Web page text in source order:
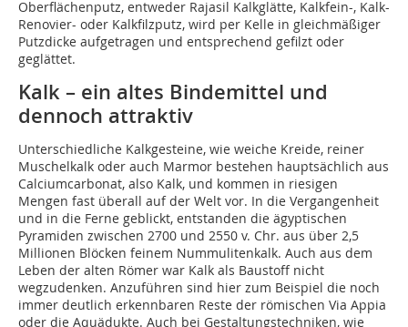
Oberflächenputz, entweder Rajasil Kalkglätte, Kalkfein-, Kalk-
Renovier- oder Kalkfilzputz, wird per Kelle in gleichmäßiger
Putzdicke aufgetragen und entsprechend gefilzt oder
geglättet.
Kalk – ein altes Bindemittel und
dennoch attraktiv
Unterschiedliche Kalkgesteine, wie weiche Kreide, reiner
Muschelkalk oder auch Marmor bestehen hauptsächlich aus
Calciumcarbonat, also Kalk, und kommen in riesigen
Mengen fast überall auf der Welt vor. In die Vergangenheit
und in die Ferne geblickt, entstanden die ägyptischen
Pyramiden zwischen 2700 und 2550 v. Chr. aus über 2,5
Millionen Blöcken feinem Nummulitenkalk. Auch aus dem
Leben der alten Römer war Kalk als Baustoff nicht
wegzudenken. Anzuführen sind hier zum Beispiel die noch
immer deutlich erkennbaren Reste der römischen Via Appia
oder die Aquädukte. Auch bei Gestaltungstechniken, wie